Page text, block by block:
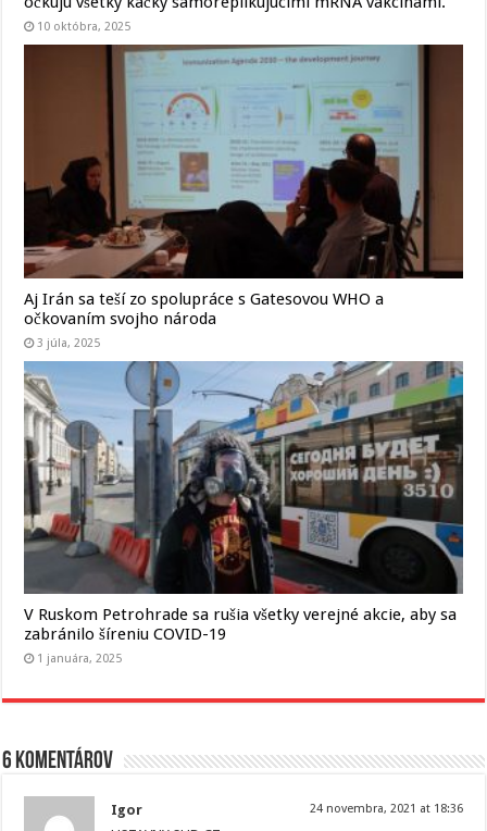
10 októbra, 2025
Aj Irán sa teší zo spolupráce s Gatesovou WHO a
očkovaním svojho národa
3 júla, 2025
V Ruskom Petrohrade sa rušia všetky verejné akcie, aby sa
zabránilo šíreniu COVID-19
1 januára, 2025
6 komentárov
Igor 24 novembra, 2021 at 18:36